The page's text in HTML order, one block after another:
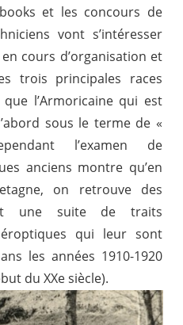
et les concours de
vont s’intéresser
cours d’organisation et
trois principales races
l’Armoricaine qui est
sous le terme de «
l’examen de
anciens montre qu’en
on retrouve des
une suite de traits
qui leur sont
les années 1910-1920
du XXe siècle).